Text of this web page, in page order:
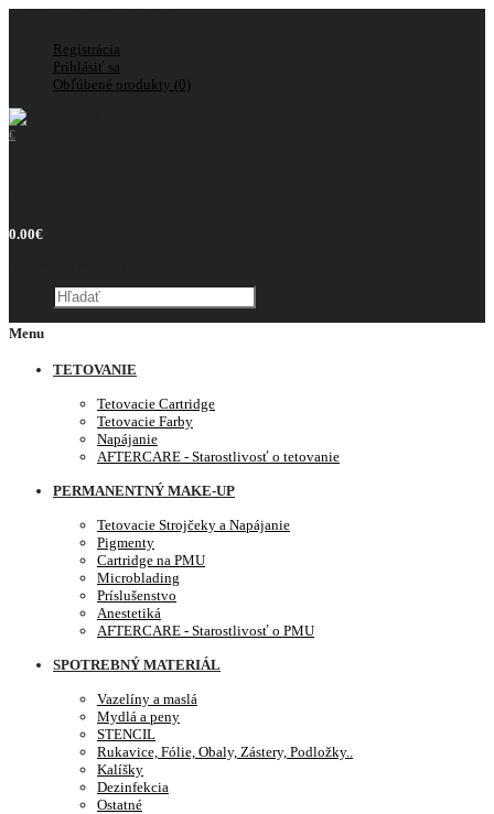
Registrácia
Prihlásiť sa
Obľúbené produkty (0)
€
0.00€
Menu
TETOVANIE
Tetovacie Cartridge
Tetovacie Farby
Napájanie
AFTERCARE - Starostlivosť o tetovanie
PERMANENTNÝ MAKE-UP
Tetovacie Strojčeky a Napájanie
Pigmenty
Cartridge na PMU
Microblading
Príslušenstvo
Anestetiká
AFTERCARE - Starostlivosť o PMU
SPOTREBNÝ MATERIÁL
Vazelíny a maslá
Mydlá a peny
STENCIL
Rukavice, Fólie, Obaly, Zástery, Podložky..
Kalíšky
Dezinfekcia
Ostatné